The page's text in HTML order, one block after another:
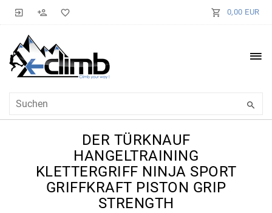
0,00 EUR
DER TÜRKNAUF
HANGELTRAINING
KLETTERGRIFF NINJA SPORT
GRIFFKRAFT PISTON GRIP
STRENGTH